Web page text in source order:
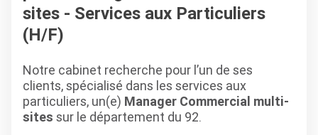
sites - Services aux Particuliers
(H/F)
Notre cabinet recherche pour l’un de ses
clients, spécialisé dans les services aux
particuliers, un(e) Manager Commercial multi-
sites sur le département du 92.